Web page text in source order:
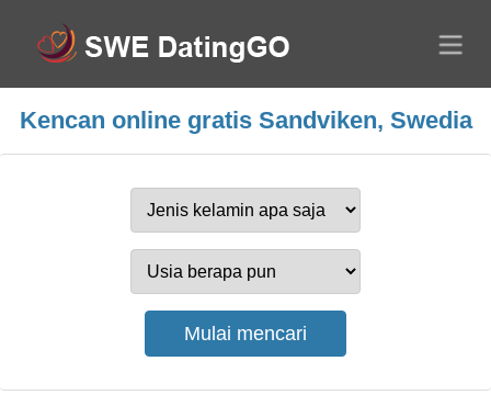
Kencan online gratis Sandviken, Swedia